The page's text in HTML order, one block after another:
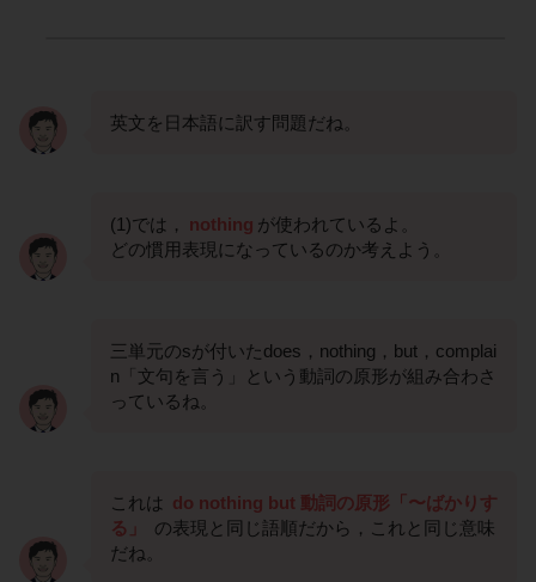
英文を日本語に訳す問題だね。
(1)では， nothing が使われているよ。
どの慣用表現になっているのか考えよう。
三単元のsが付いたdoes，nothing，but，complai
n「文句を言う」という動詞の原形が組み合わさ
っているね。
これは do nothing but 動詞の原形「〜ばかりす
る」
の表現と同じ語順だから，これと同じ意味
だね。